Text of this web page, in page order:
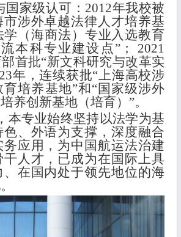
国家级认可：2012年我校被
涉外卓越法律人才培养基
学（海商法）专业入选教育
本科专业建设点”； 2021
首批“新文科研究与改革实
年，连续获批“上海高校涉
培养基地”和“国家级涉外
养创新基地（培育）”。
本专业始终坚持以法学为基
、外语为支撑，深度融合
应用，为中国航运法治建
人才，已成为在国际上具
在国内处于领先地位的海